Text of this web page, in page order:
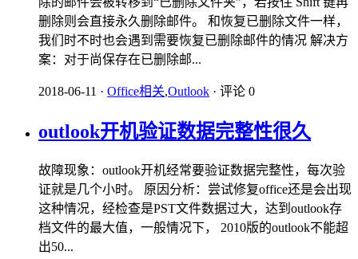
删除则会直接永久删除邮件。 和恢复已删除文件一样，
我们时不时也会遇到需要恢复已删除邮件的情况 解决方
案：对于尚保存在已删除邮...
2018-06-11 · Office相关,Outlook · 评论 0
outlook开机验证数据完整性很久
故障现象：outlook开机经常要验证数据完整性，每次验
证就是几个小时。 原因分析：尝试修复office还是会出现
这种情况，经检查是PST文件数据过大，达到outlook存
档文件的最大值，一般情况下， 2010版的outlook不能超
出50...